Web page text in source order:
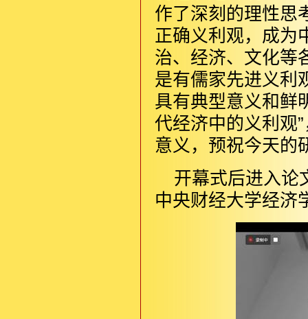
作了深刻的理性思
正确义利观，成为
治、经济、文化等
是有儒家先进义利
具有典型意义和鲜
代经济中的义利观
意义，预祝今天的
开幕式后进入论
中央财经大学经济